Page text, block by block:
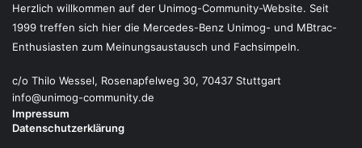
Herzlich willkommen auf der Unimog-Community-Website. Seit
1999 treffen sich hier die Mercedes-Benz Unimog- und MBtrac-
Enthusiasten zum Meinungsaustausch und Fachsimpeln.
c/o Thilo Wessel, Rosenapfelweg 30, 70437 Stuttgart
info@unimog-community.de
Impressum
Datenschutzerklärung